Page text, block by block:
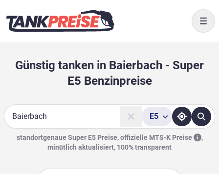
Günstig tanken in Baierbach - Super
E5 Benzinpreise
Suche
E5
standortgenaue Super E5 Preise, offizielle MTS-K Preise
,
minütlich aktualisiert, 100% transparent